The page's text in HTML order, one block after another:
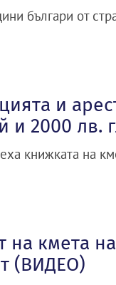
българи от
и
и 2000 лв.
книжката на
на кмета
(ВИДЕО)